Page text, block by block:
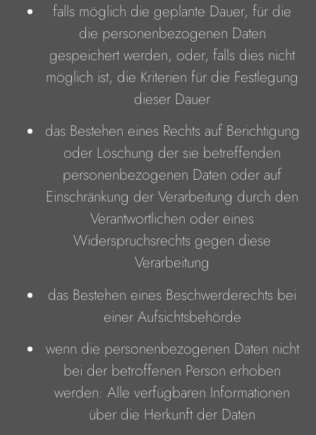
falls möglich die geplante Dauer, für die
die personenbezogenen Daten
gespeichert werden, oder, falls dies nicht
möglich ist, die Kriterien für die Festlegung
dieser Dauer
das Bestehen eines Rechts auf Berichtigung
oder Löschung der sie betreffenden
personenbezogenen Daten oder auf
Einschränkung der Verarbeitung durch den
Verantwortlichen oder eines
Widerspruchsrechts gegen diese
Verarbeitung
das Bestehen eines Beschwerderechts bei
einer Aufsichtsbehörde
wenn die personenbezogenen Daten nicht
bei der betroffenen Person erhoben
werden: Alle verfügbaren Informationen
über die Herkunft der Daten